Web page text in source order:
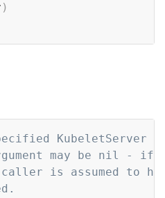
)
KubeletServer
may be nil
is assumed to